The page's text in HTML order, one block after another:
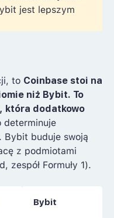
jest lepszym
to Coinbase stoi na
niż Bybit. To
która dodatkowo
determinuje
Bybit buduje swoją
z podmiotami
zespół Formuły 1).
Bybit